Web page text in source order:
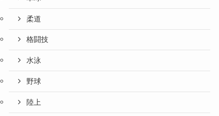
柔道
格闘技
水泳
野球
陸上